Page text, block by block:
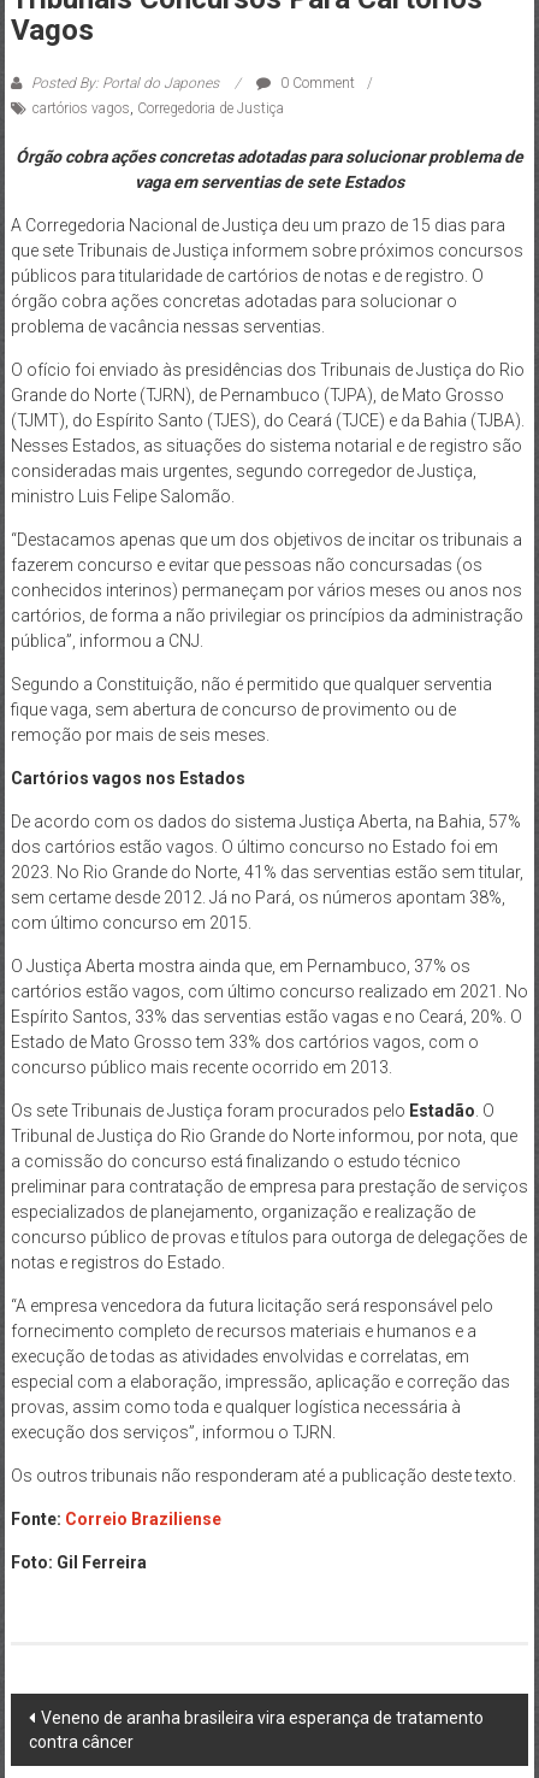
Vagos
Posted By: Portal do Japones
0 Comment
cartórios vagos, Corregedoria de Justiça
Órgão cobra ações concretas adotadas para solucionar problema de
vaga em serventias de sete Estados
A Corregedoria Nacional de Justiça deu um prazo de 15 dias para
que sete Tribunais de Justiça informem sobre próximos concursos
públicos para titularidade de cartórios de notas e de registro. O
órgão cobra ações concretas adotadas para solucionar o
problema de vacância nessas serventias.
O ofício foi enviado às presidências dos Tribunais de Justiça do Rio
Grande do Norte (TJRN), de Pernambuco (TJPA), de Mato Grosso
(TJMT), do Espírito Santo (TJES), do Ceará (TJCE) e da Bahia (TJBA).
Nesses Estados, as situações do sistema notarial e de registro são
consideradas mais urgentes, segundo corregedor de Justiça,
ministro Luis Felipe Salomão.
“Destacamos apenas que um dos objetivos de incitar os tribunais a
fazerem concurso e evitar que pessoas não concursadas (os
conhecidos interinos) permaneçam por vários meses ou anos nos
cartórios, de forma a não privilegiar os princípios da administração
pública”, informou a CNJ.
Segundo a Constituição, não é permitido que qualquer serventia
fique vaga, sem abertura de concurso de provimento ou de
remoção por mais de seis meses.
Cartórios vagos nos Estados
De acordo com os dados do sistema Justiça Aberta, na Bahia, 57%
dos cartórios estão vagos. O último concurso no Estado foi em
2023. No Rio Grande do Norte, 41% das serventias estão sem titular,
sem certame desde 2012. Já no Pará, os números apontam 38%,
com último concurso em 2015.
O Justiça Aberta mostra ainda que, em Pernambuco, 37% os
cartórios estão vagos, com último concurso realizado em 2021. No
Espírito Santos, 33% das serventias estão vagas e no Ceará, 20%. O
Estado de Mato Grosso tem 33% dos cartórios vagos, com o
concurso público mais recente ocorrido em 2013.
Os sete Tribunais de Justiça foram procurados pelo Estadão . O
Tribunal de Justiça do Rio Grande do Norte informou, por nota, que
a comissão do concurso está finalizando o estudo técnico
preliminar para contratação de empresa para prestação de serviços
especializados de planejamento, organização e realização de
concurso público de provas e títulos para outorga de delegações de
notas e registros do Estado.
“A empresa vencedora da futura licitação será responsável pelo
fornecimento completo de recursos materiais e humanos e a
execução de todas as atividades envolvidas e correlatas, em
especial com a elaboração, impressão, aplicação e correção das
provas, assim como toda e qualquer logística necessária à
execução dos serviços”, informou o TJRN.
Os outros tribunais não responderam até a publicação deste texto.
Fonte: Correio Braziliense
Foto: Gil Ferreira
Post
navigation
Veneno de aranha brasileira vira esperança de tratamento
contra câncer